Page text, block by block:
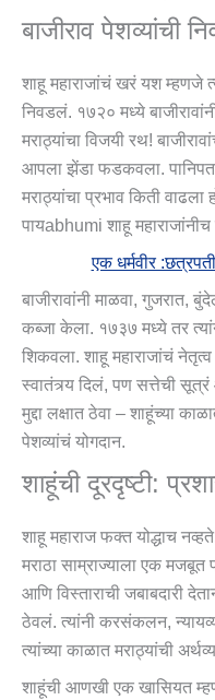
बाजीराव पेशव्यांची
शाहू महाराजांचं खरं यश म्हणजे
निवडलं. १७२० मध्ये
मराठ्यांचा विजयी रथ!
आपला झेंडा फडकवला.
मराठ्यांचा प्रभाव किती
पायabhumi शाहू महाराजांनीच
एक धर्मवीर
बाजीरावांनी माळवा,
कब्जा केला. १७३७ मध्ये तर
शिकवला. शाहू महाराजांचं
स्वातंत्र्य दिलं, पण सत्तेची
मुद्दा लक्षात ठेवा – शाहूंच्या
पेशव्यांचं योगदान.
शाहूंची दूरदृष्टी:
शाहू महाराज फक्त योद्धाच
मराठा साम्राज्याला एक मजबूत
आणि विस्ताराची जबाबदारी
ठेवलं. त्यांनी करसंकलन,
त्यांच्या काळात मराठ्यांची
शाहूंची आणखी एक खासियत